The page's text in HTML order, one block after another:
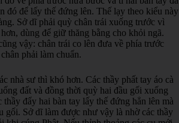
đó để lấy thế đứng lên. Thế lạy theo kiểu này
Sở dĩ phải quỳ chân trái xuống trước vì
dùng để giữ thăng bằng cho khỏi ngã.
vậy: chân trái co lên đưa về phía trước
phải làm chuẩn.
nhà sư thì khó hơn. Các thầy phất tay áo cà
đất và đồng thời quỳ hai đầu gối xuống
đẩy hai bàn tay lấy thế đứng hẳn lên mà
gối. Sở dĩ làm được như vậy là nhờ các thầy